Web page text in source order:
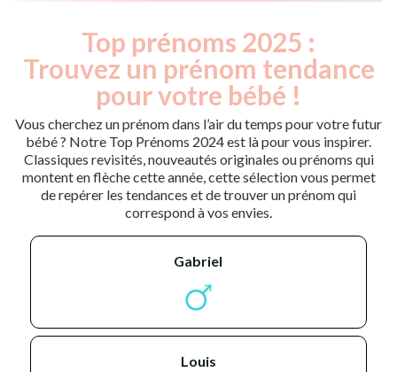
Top prénoms 2025 :
Trouvez un prénom tendance
pour votre bébé !
Vous cherchez un prénom dans l’air du temps pour votre futur
bébé ? Notre Top Prénoms 2024 est là pour vous inspirer.
Classiques revisités, nouveautés originales ou prénoms qui
montent en flèche cette année, cette sélection vous permet
de repérer les tendances et de trouver un prénom qui
correspond à vos envies.
gabriel
louis